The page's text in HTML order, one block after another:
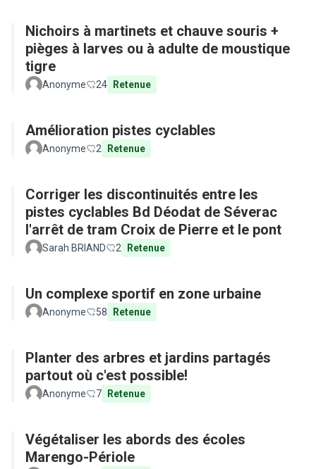
Nichoirs à martinets et chauve souris +
pièges à larves ou à adulte de moustique
tigre
Anonyme 24 Retenue
Amélioration pistes cyclables
Anonyme 2 Retenue
Corriger les discontinuités entre les
pistes cyclables Bd Déodat de Séverac
l'arrêt de tram Croix de Pierre et le pont
Sarah BRIAND 2 Retenue
Un complexe sportif en zone urbaine
Anonyme 58 Retenue
Planter des arbres et jardins partagés
partout où c'est possible!
Anonyme 7 Retenue
Végétaliser les abords des écoles
Marengo-Périole